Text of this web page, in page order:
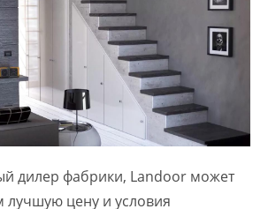
дилер фабрики, Landoor может
лучшую цену и условия